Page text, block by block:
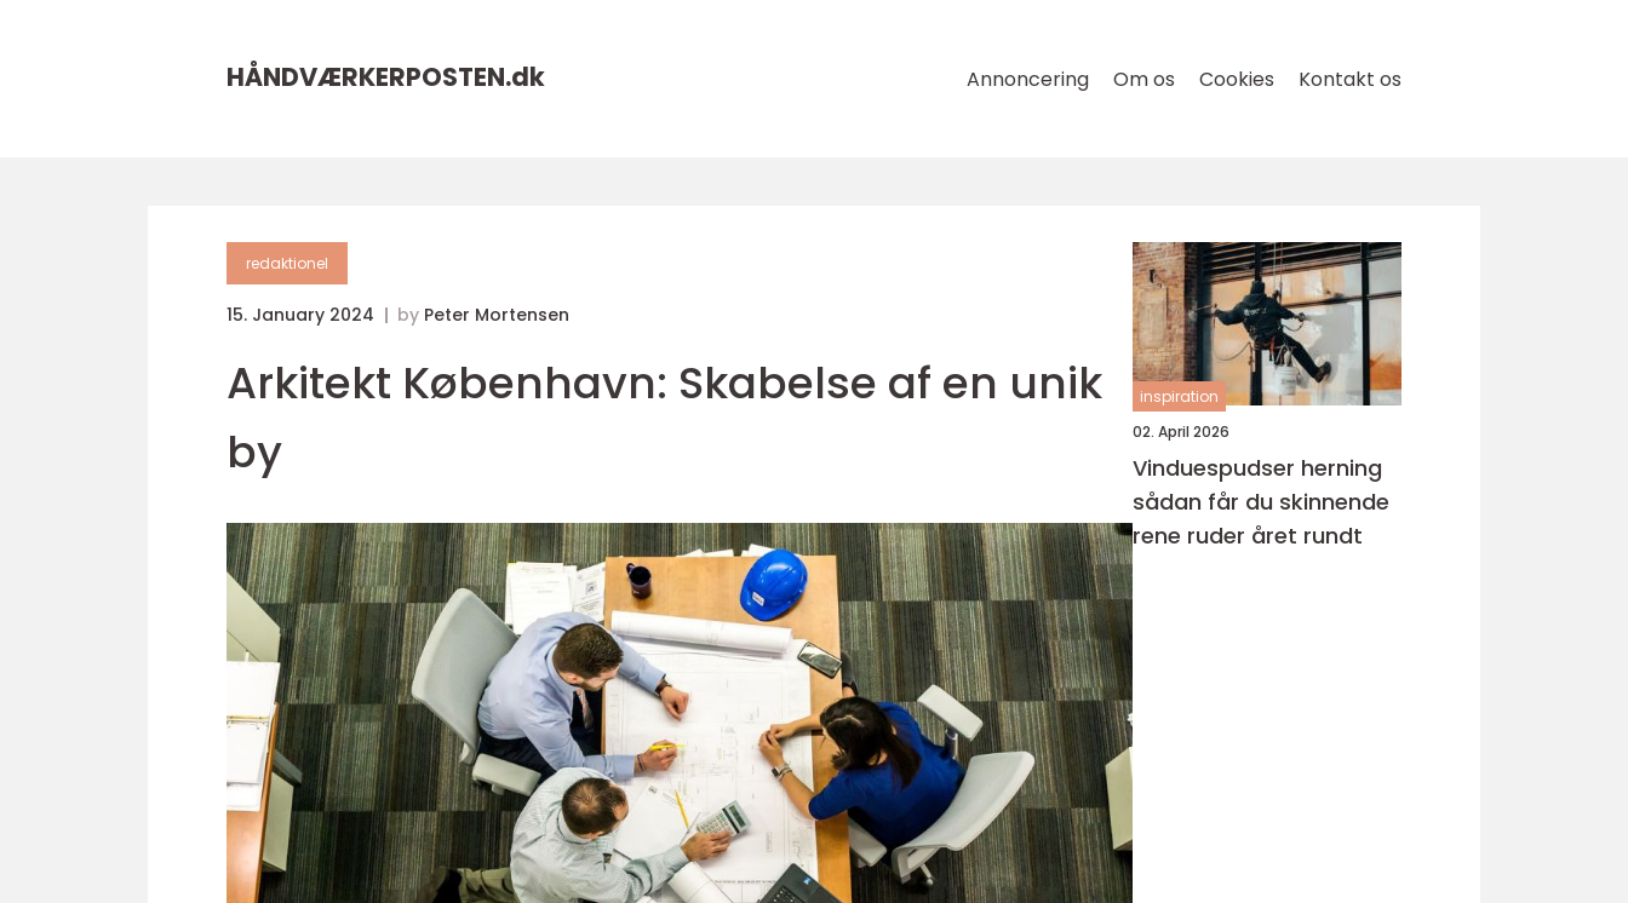
HÅNDVÆRKERPOSTEN.dk Annoncering Om os Cookies Kontakt os
redaktionel
15. January 2024 by Peter Mortensen
Arkitekt København: Skabelse af en unik
by
inspiration
02. April 2026
Vinduespudser herning
sådan får du skinnende
rene ruder året rundt